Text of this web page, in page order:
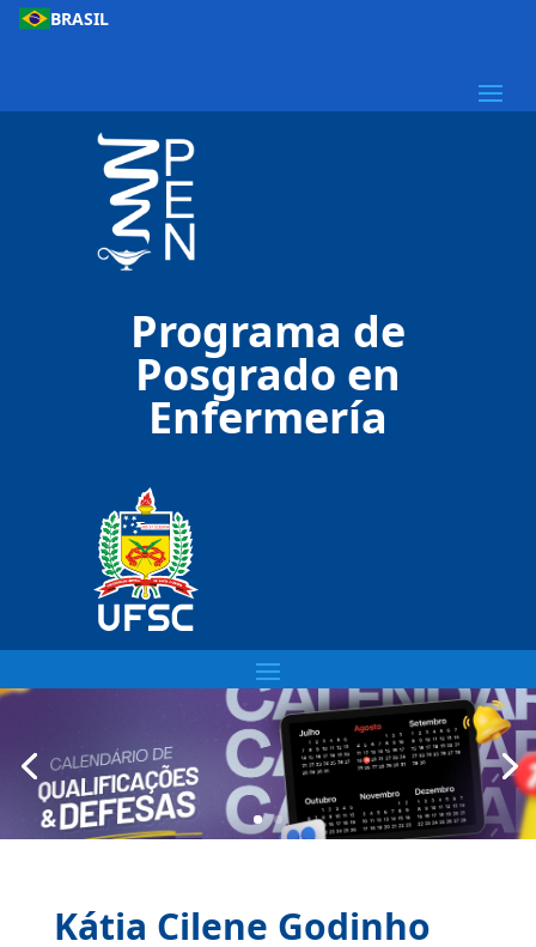
BRASIL
Programa de
Posgrado en
Enfermería
Kátia Cilene Godinho